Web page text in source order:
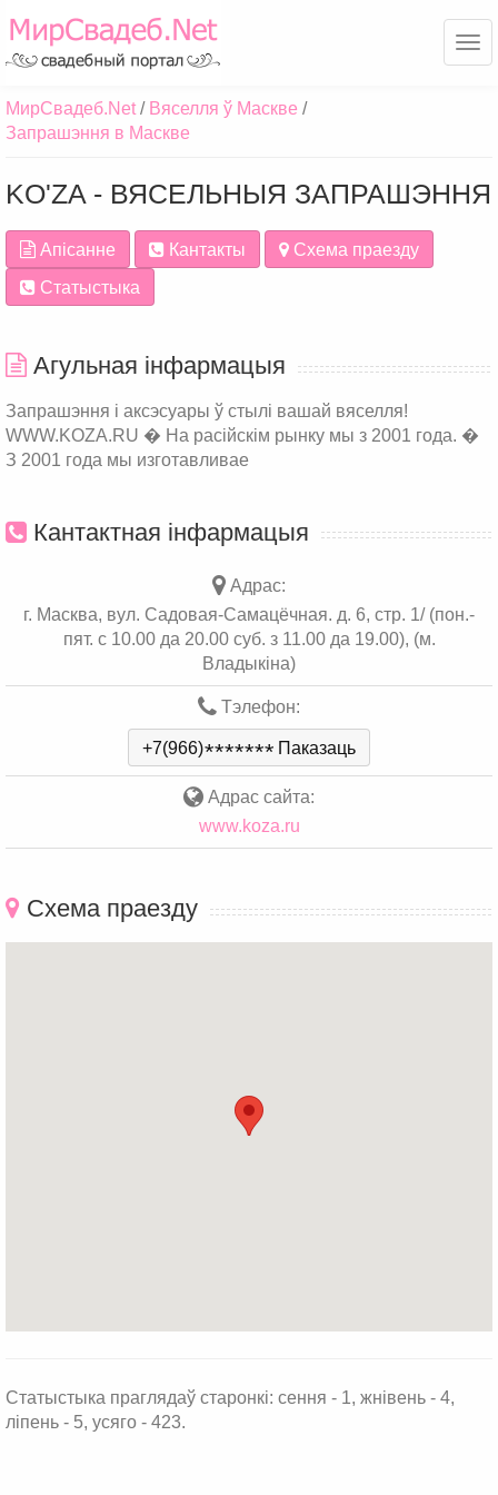
МирСвадеб.Net
Вяселля ў Маскве
Запрашэння в Маскве
KO'ZA - ВЯСЕЛЬНЫЯ ЗАПРАШЭННЯ
Апісанне Кантакты
Схема праезду
Статыстыка
Агульная інфармацыя
Запрашэння і аксэсуары ў стылі вашай вяселля!
WWW.KOZA.RU � На расійскім рынку мы з 2001 года. �
З 2001 года мы изготавливае
Кантактная інфармацыя
Адрас:
г. Масква, вул. Садовая-Самацёчная. д. 6, стр. 1/ (пон.-
пят. c 10.00 да 20.00 суб. з 11.00 да 19.00), (м.
Владыкіна)
Тэлефон:
+7(966)******* Паказаць
Адрас сайта:
www.koza.ru
Схема праезду
Статыстыка праглядаў старонкі: сення - 1, жнівень - 4,
ліпень - 5, усяго - 423.